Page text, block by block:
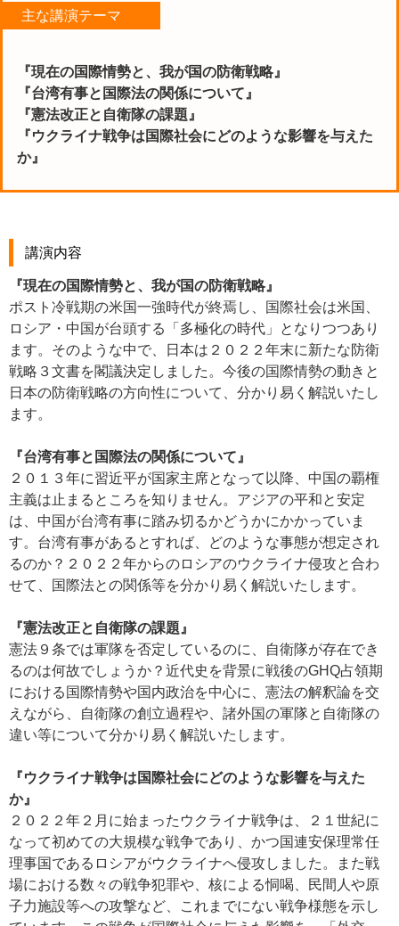
主な講演テーマ
『現在の国際情勢と、我が国の防衛戦略』
『台湾有事と国際法の関係について』
『憲法改正と自衛隊の課題』
『ウクライナ戦争は国際社会にどのような影響を与えた
か』
講演内容
『現在の国際情勢と、我が国の防衛戦略』
ポスト冷戦期の米国一強時代が終焉し、国際社会は米国、
ロシア・中国が台頭する「多極化の時代」となりつつあり
ます。そのような中で、日本は２０２２年末に新たな防衛
戦略３文書を閣議決定しました。今後の国際情勢の動きと
日本の防衛戦略の方向性について、分かり易く解説いたし
ます。
『台湾有事と国際法の関係について』
２０１３年に習近平が国家主席となって以降、中国の覇権
主義は止まるところを知りません。アジアの平和と安定
は、中国が台湾有事に踏み切るかどうかにかかっていま
す。台湾有事があるとすれば、どのような事態が想定され
るのか？２０２２年からのロシアのウクライナ侵攻と合わ
せて、国際法との関係等を分かり易く解説いたします。
『憲法改正と自衛隊の課題』
憲法９条では軍隊を否定しているのに、自衛隊が存在でき
るのは何故でしょうか？近代史を背景に戦後のGHQ占領期
における国際情勢や国内政治を中心に、憲法の解釈論を交
えながら、自衛隊の創立過程や、諸外国の軍隊と自衛隊の
違い等について分かり易く解説いたします。
『ウクライナ戦争は国際社会にどのような影響を与えた
か』
２０２２年２月に始まったウクライナ戦争は、２１世紀に
なって初めての大規模な戦争であり、かつ国連安保理常任
理事国であるロシアがウクライナへ侵攻しました。また戦
場における数々の戦争犯罪や、核による恫喝、民間人や原
子力施設等への攻撃など、これまでにない戦争様態を示し